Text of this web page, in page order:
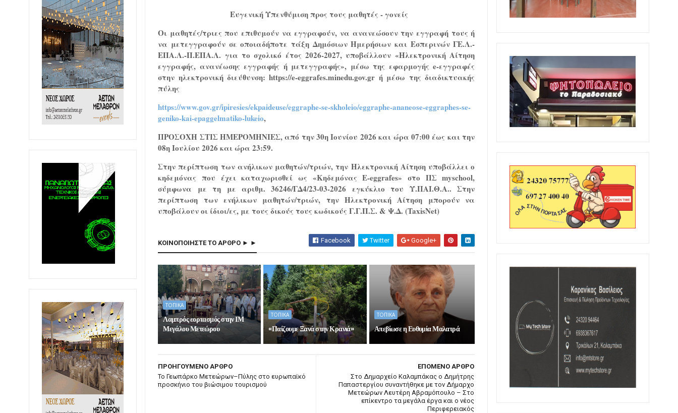
Ευγενική Υπενθύμιση προς τους μαθητές - γονείς
Οι μαθητές/τριες που επιθυμούν να εγγραφούν, να ανανεώσουν την εγγραφή τους ή
να μετεγγραφούν σε οποιαδήποτε τάξη Δημόσιων Ημερήσιων και Εσπερινών ΓΕ.Λ.-
ΕΠΑ.Λ.-Π.ΕΠΑ.Λ. για το σχολικό έτος 2026-2027, υποβάλλουν «Ηλεκτρονική Αίτηση
εγγραφής, ανανέωσης εγγραφής ή μετεγγραφής», μέσω της εφαρμογής e-εγγραφές
στην ηλεκτρονική διεύθυνση: https://e-eggrafes.minedu.gov.gr ή μέσω της διαδικτυακής
πύλης
https://www.gov.gr/ipiresies/ekpaideuse/eggraphe-se-skholeio/eggraphe-ananeose-eggraphes-se-
geniko-kai-epaggelmatiko-lukeio,
ΠΡΟΣΟΧΗ ΣΤΙΣ ΗΜΕΡΟΜΗΝΙΕΣ, από την 30η Ιουνίου 2026 και ώρα 07:00 έως και την
08η Ιουλίου 2026 και ώρα 23:59.
Στην περίπτωση των ανήλικων μαθητών/τριών, την Ηλεκτρονική Αίτηση υποβάλλει ο
κηδεμόνας που έχει καταχωρισθεί ως «Κηδεμόνας E-eggrafes» στο ΠΣ myschool,
σύμφωνα με τη με αριθμ. 36246/ΓΔ4/23-03-2026 εγκύκλιο του Υ.ΠΑΙ.Θ.Α.. Στην
περίπτωση των ενήλικων μαθητών/τριών, την Ηλεκτρονική Αίτηση μπορούν να
υποβάλουν οι ίδιοι/ες, με τους δικούς τους κωδικούς Γ.Γ.Π.Σ. & Ψ.Δ. (TaxisNet)
ΚΟΙΝΟΠΟΙΗΣΤΕ ΤΟ ΑΡΘΡΟ ► ► Facebook Twitter Google+
ΤΟΠΙΚΑ
Λαμπρός εορτασμός στην ΙΜ
Μεγάλου Μετεώρου
ΤΟΠΙΚΑ
«Παίζουμε Ξανά στην Κρανιά»
ΤΟΠΙΚΑ
Απεβίωσε η Ευθυμία Μαλατρά
ΕΠΟΜΕΝΟ ΑΡΘΡΟ
Στο Δημαρχείο Καλαμπάκας ο Δημήτρης
Παπαστεργίου συναντήθηκε με τον Δήμαρχο
Μετεώρων Λευτέρη Αβραμόπουλο – Στο
επίκεντρο τα μεγάλα έργα και ο νέος
Περιφερειακός
ΠΡΟΗΓΟΥΜΕΝΟ ΑΡΘΡΟ
Το Γεωπάρκο Μετεώρων–Πύλης στο ευρωπαϊκό
προσκήνιο του βιώσιμου τουρισμού